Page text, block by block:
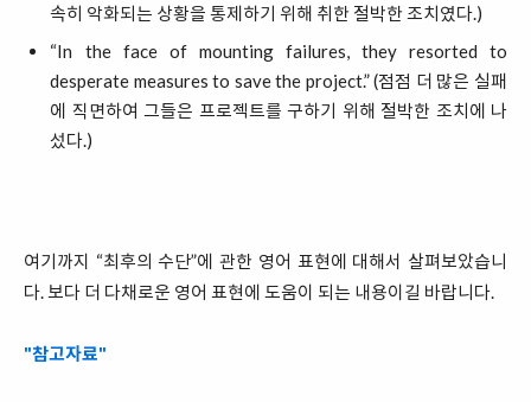
속히 악화되는 상황을 통제하기 위해 취한 절박한 조치였다.)
“In the face of mounting failures, they resorted to
desperate measures to save the project.” (점점 더 많은 실패
에 직면하여 그들은 프로젝트를 구하기 위해 절박한 조치에 나
섰다.)
여기까지 “최후의 수단”에 관한 영어 표현에 대해서 살펴보았습니
다. 보다 더 다채로운 영어 표현에 도움이 되는 내용이길 바랍니다.
"참고자료"